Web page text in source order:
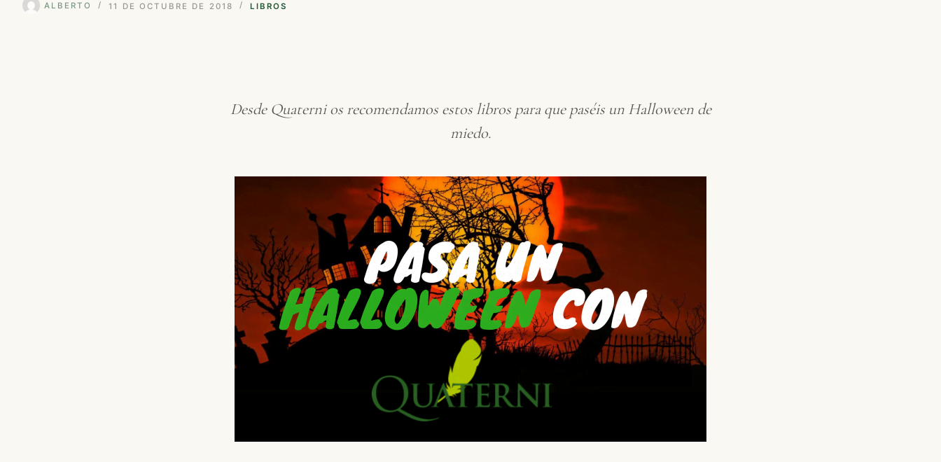
ALBERTO 11 DE OCTUBRE DE 2018 LIBROS
Desde Quaterni os recomendamos estos libros para que paséis un Halloween de
miedo.